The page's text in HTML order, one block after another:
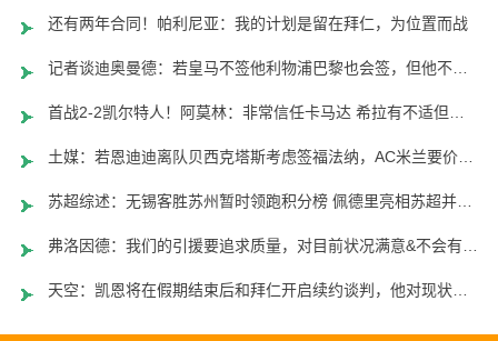
还有两年合同！帕利尼亚：我的计划是留在拜仁，为位置而战
记者谈迪奥曼德：若皇马不签他利物浦巴黎也会签，但他不值1亿欧
土媒：若恩迪迪离队贝西克塔斯考虑签福法纳，AC米兰要价2000万欧
苏超综述：无锡客胜苏州暂时领跑积分榜 佩德里亮相苏超并开球
弗洛因德：我们的引援要追求质量，对目前状况满意&不会有大变动
天空：凯恩将在假期结束后和拜仁开启续约谈判，他对现状很放松